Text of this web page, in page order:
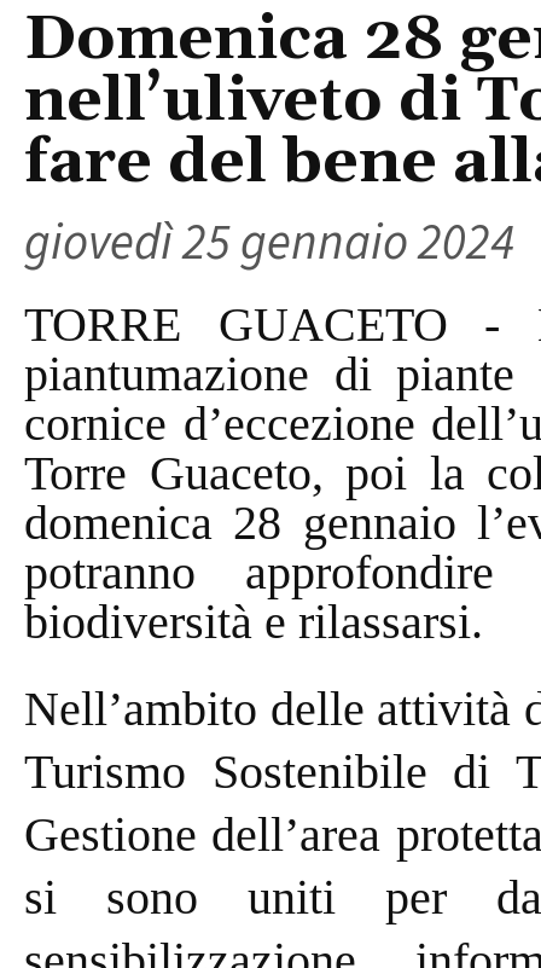
Domenica 28
nell’uliveto di
fare del bene
giovedì 25 gennaio 2024
TORRE GUACETO -
piantumazione di
cornice d’eccezione
Torre Guaceto, poi la
domenica 28 gennaio
potranno
biodiversità e rilassarsi.
Nell’ambito delle attività
Turismo Sostenibile di
Gestione dell’area
si sono uniti per